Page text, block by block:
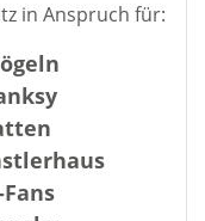
in Anspruch für: